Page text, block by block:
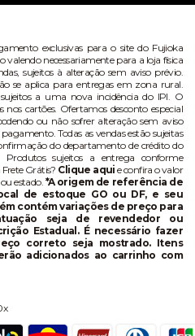
exclusivas para o site do Fujioka
valendo necessariamente para a loja física
sujeitos à alteração sem aviso prévio.
se aplica para entregas em zona rural.
a uma nova incidência do IPI. O
cartões. Ofertamos desconto especial
ou não sofrer alteração sem aviso
Todas as vendas estão sujeitas
do departamento de crédito do
Produtos sujeitos a entrega conforme
Grátis? Clique aqui e confira o valor
estado. *A origem de referência de
de estoque GO ou DF, e seu
contém variações de preço para
seja de revendedor ou
Estadual. É necessário fazer
correto seja mostrado. Itens
adicionados ao carrinho com